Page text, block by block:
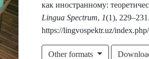
как иностранному:
Lingua Spectrum, 1(1),
https://lingvospektr.uz/
Other formats